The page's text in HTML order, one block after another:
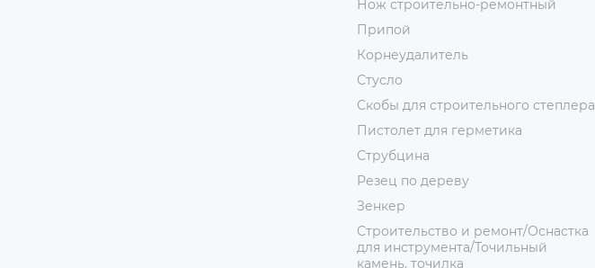
Нож строительно-ремонтный
Припой
Корнеудалитель
Стусло
Скобы для строительного степлера
Пистолет для герметика
Струбцина
Резец по дереву
Зенкер
Строительство и ремонт/Оснастка
для инструмента/Точильный
камень, точилка